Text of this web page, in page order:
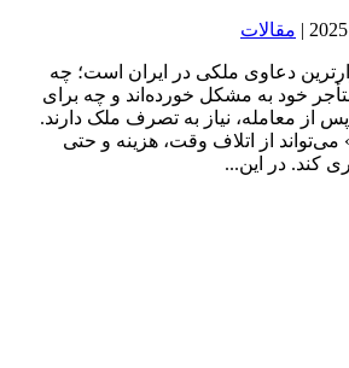
| مقالات
دعاوی ملکی در ایران است؛ چه
خود به مشکل خورده‌اند و چه برای
پس از معامله، نیاز به تصرف ملک دارند.
می‌تواند از اتلاف وقت، هزینه و حتی
کند. در این...